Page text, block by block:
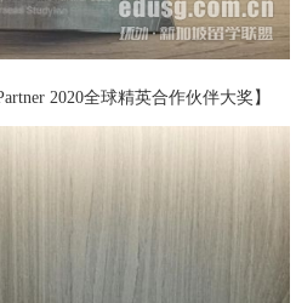
2020全球精英合作伙伴大奖】